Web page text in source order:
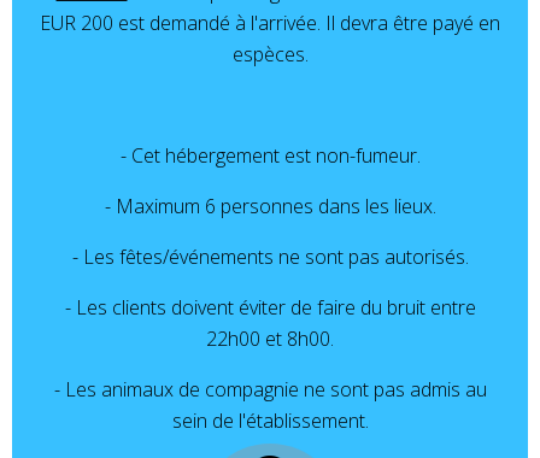
EUR 200 est demandé à l'arrivée. Il devra être payé en
espèces.
- Cet hébergement est non-fumeur.
- Maximum 6 personnes dans les lieux.
- Les fêtes/événements ne sont pas autorisés.
- Les clients doivent éviter de faire du bruit entre
22h00 et 8h00.
- Les animaux de compagnie ne sont pas admis au
sein de l'établissement.